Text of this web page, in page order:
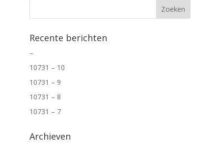
Recente berichten
–
10731 – 10
10731 – 9
10731 – 8
10731 – 7
Archieven